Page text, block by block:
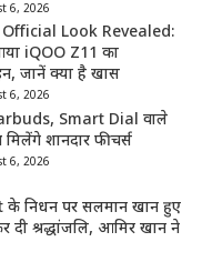
6, 2026
Look Revealed:
iQOO Z11 का
जानें क्या है खास
6, 2026
Smart Dial वाले
शानदार फीचर्स
6, 2026
निधन पर सलमान खान हुए
दी श्रद्धांजलि, आमिर खान ने